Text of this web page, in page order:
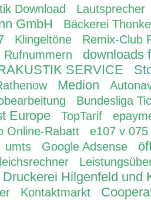
Download
Lautsprecher
GmbH
Bäckerei Thonke
Klingeltöne
Remix-Club
Rufnummern
downloads
SERVICE
Medion
Bundesliga
Europe TopTarif
Online-Rabatt e107 v 075
umts Google Adsense
Druckerei Hilgenfeld und
Kontaktmarkt